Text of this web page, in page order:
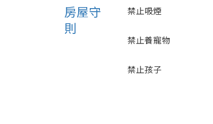
房屋守
則
禁止吸煙
禁止養寵物
禁止孩子